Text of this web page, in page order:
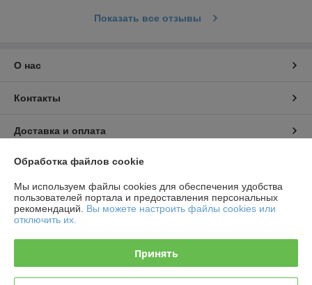
Показать все отзывы
О нас
Контакты
Доставка и оплата
График работы
Полная версия сайта
Сайт создан на платформе Deal.by
Обработка файлов cookie
Мы используем файлы cookies для обеспечения удобства
пользователей портала и предоставления персональных
рекомендаций. Вы можете настроить файлы cookies или
отключить их.
Принять